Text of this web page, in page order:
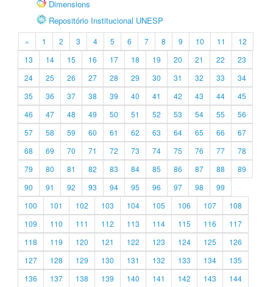
Dimensions
Repositório Institucional UNESP
« 1 2 3 4 5 6 7 8 9 10 11
12
13
14 15 16 17 18 19 20 21 22
23
24
25 26 27 28 29 30 31 32 33
34
35
36 37 38 39 40 41 42 43 44
45
46
47 48 49 50 51 52 53 54 55
56
57
58 59 60 61 62 63 64 65 66
67
68
69 70 71 72 73 74 75 76 77
78
79
80 81 82 83 84 85 86 87 88
89
90
91 92 93 94 95 96 97 98
99
100
101 102 103 104 105 106 107
108
109
110 111 112 113 114 115 116
117
118
119 120 121 122 123 124 125
126
127
128 129 130 131 132 133 134
135
136
137 138 139 140 141 142 143
144